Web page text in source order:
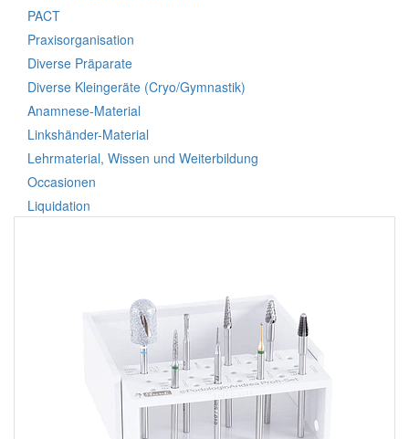
PACT
Praxisorganisation
Diverse Präparate
Diverse Kleingeräte (Cryo/Gymnastik)
Anamnese-Material
Linkshänder-Material
Lehrmaterial, Wissen und Weiterbildung
Occasionen
Liquidation